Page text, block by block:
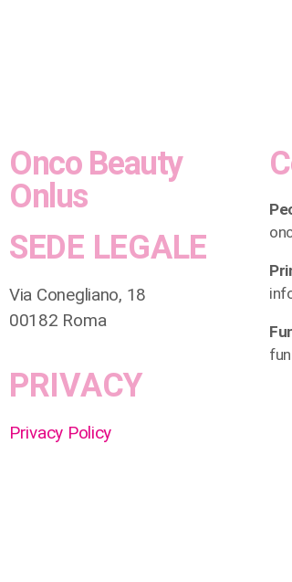
Onco Beauty
Onlus
SEDE LEGALE
Via Conegliano, 18
00182 Roma
PRIVACY
Privacy Policy